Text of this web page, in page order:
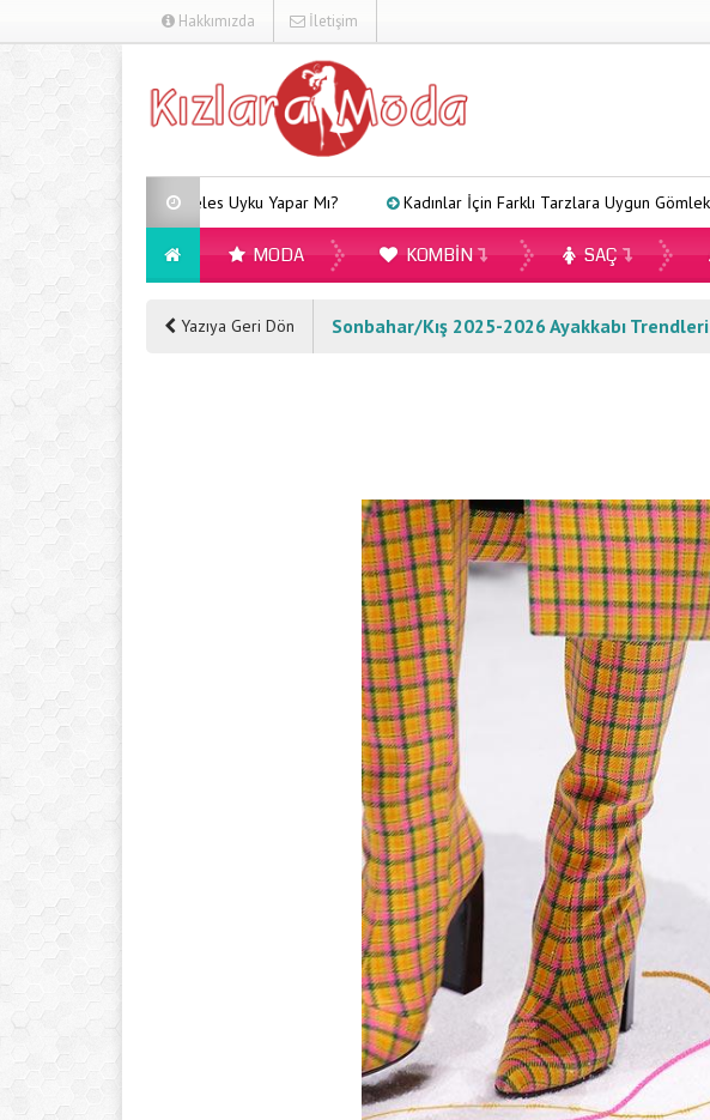
Hakkımızda İletişim
Arveles Uyku Yapar Mı? Kadınlar İçin Farklı Tarzlara Uygun Gömlek Modelleri
MODA KOMBIN SAÇ
Yazıya Geri Dön Sonbahar/Kış 2025-2026 Ayakkabı Trendleri